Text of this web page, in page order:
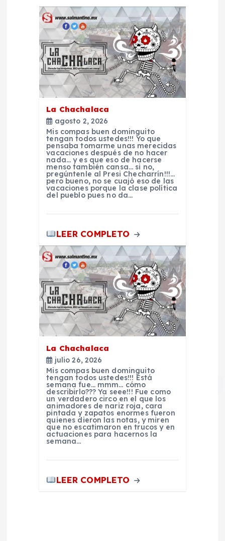
La Chachalaca
agosto 2, 2026
Mis compas buen dominguito
tengan todos ustedes!!! Yo que
pensaba tomarme unas merecidas
vacaciones después de no hacer
nada… y es que eso de hacerse
menso también cansa… si no,
pregúntenle al Presi Checharrín!!!…
pero bueno, no se cuajó eso de las
vacaciones porque la clase política
del pueblo pues no da…
LEER COMPLETO
La Chachalaca
julio 26, 2026
Mis compas buen dominguito
tengan todos ustedes!!! Está
semana fue… mmm… cómo
describirlo??? Ya seee!!! Fue como
un verdadero circo en el que los
animadores de nariz roja, cara
pintada y zapatos enormes fueron
quienes dieron las notas, y miren
que no escatimaron en trucos y en
actuaciones para hacernos la
semana…
LEER COMPLETO